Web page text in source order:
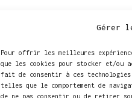
Gérer
Pour offrir les meilleures
que les cookies pour stocker et/ou
fait de consentir à ces technologies
telles que le comportement de
de ne pas consentir ou de retirer